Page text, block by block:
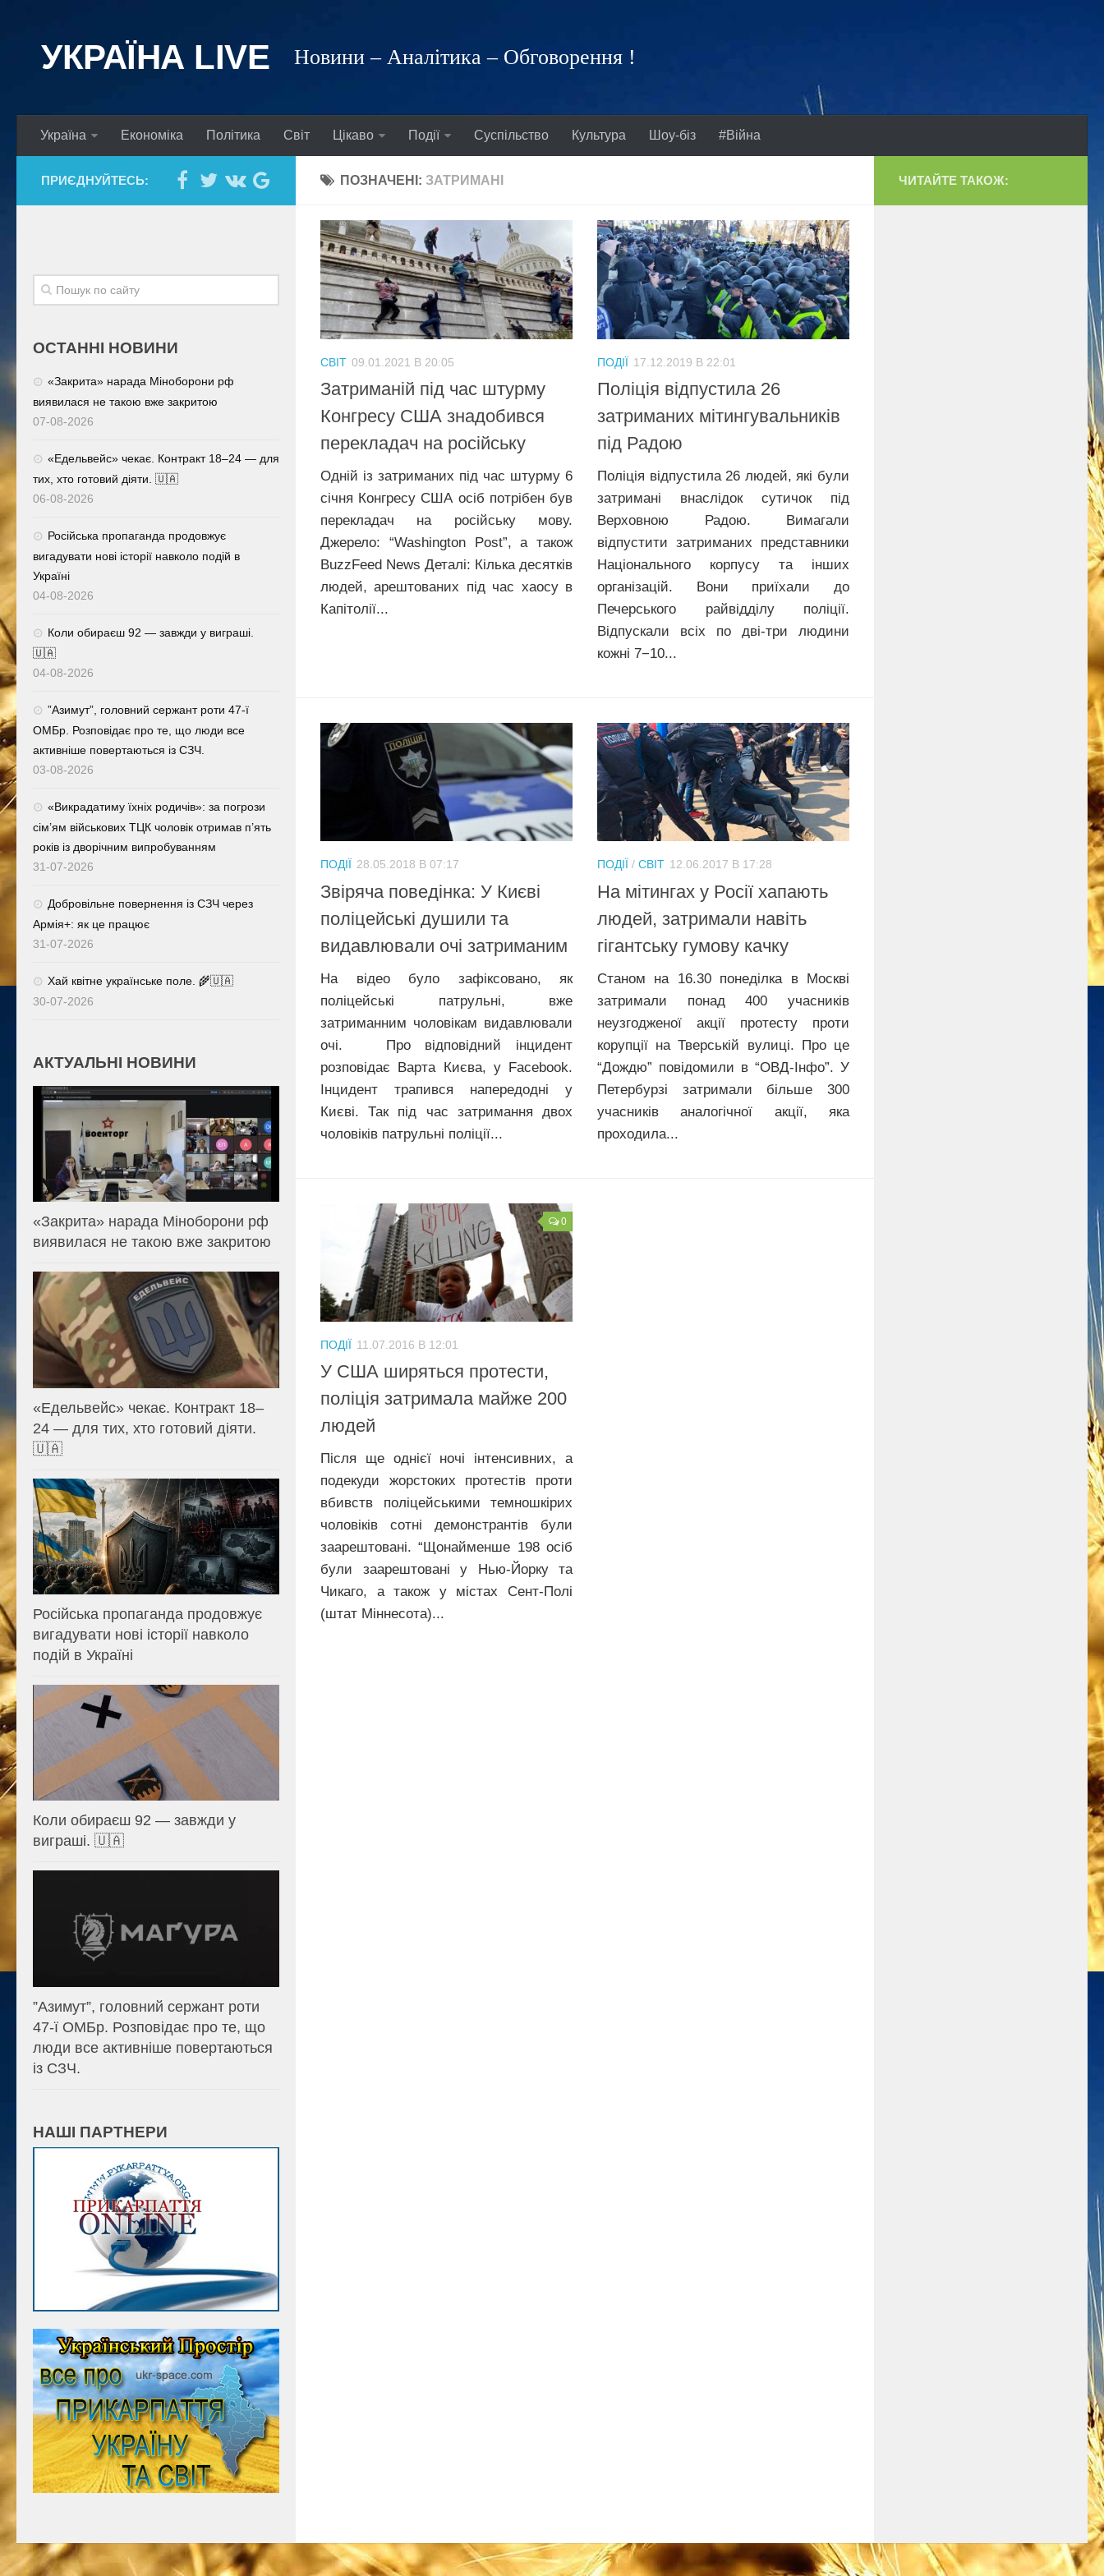
УКРАЇНА LIVE Новини – Аналітика – Обговорення !
Україна Економіка Політика Світ Цікаво Події Суспільство Культура Шоу-біз #Війна
ПОЗНАЧЕНІ: ЗАТРИМАНІ
СВІТ 09.01.2021 В 20:05
Затриманій під час штурму
Конгресу США знадобився
перекладач на російську
Одній із затриманих під час штурму 6
січня Конгресу США осіб потрібен був
перекладач на російську мову.
Джерело: “Washington Post”, а також
BuzzFeed News Деталі: Кілька десятків
людей, арештованих під час хаосу в
Капітолії...
ПОДІЇ 17.12.2019 В 22:01
Поліція відпустила 26
затриманих мітингувальників
під Радою
Поліція відпустила 26 людей, які були
затримані внаслідок сутичок під
Верховною Радою. Вимагали
відпустити затриманих представники
Національного корпусу та інших
організацій. Вони приїхали до
Печерського райвідділу поліції.
Відпускали всіх по дві-три людини
кожні 7−10...
ПОДІЇ 28.05.2018 В 07:17
Звіряча поведінка: У Києві
поліцейські душили та
видавлювали очі затриманим
На відео було зафіксовано, як
поліцейські патрульні, вже
затриманним чоловікам видавлювали
очі. Про відповідний інцидент
розповідає Варта Києва, у Facebook.
Інцидент трапився напередодні у
Києві. Так під час затримання двох
чоловіків патрульні поліції...
ПОДІЇ / СВІТ 12.06.2017 В 17:28
На мітингах у Росії хапають
людей, затримали навіть
гігантську гумову качку
Станом на 16.30 понеділка в Москві
затримали понад 400 учасників
неузгодженої акції протесту проти
корупції на Тверській вулиці. Про це
“Дождю” повідомили в “ОВД-Інфо”. У
Петербурзі затримали більше 300
учасників аналогічної акції, яка
проходила...
0
ПОДІЇ 11.07.2016 В 12:01
У США ширяться протести,
поліція затримала майже 200
людей
Після ще однієї ночі інтенсивних, а
подекуди жорстоких протестів проти
вбивств поліцейськими темношкірих
чоловіків сотні демонстрантів були
заарештовані. “Щонайменше 198 осіб
були заарештовані у Нью-Йорку та
Чикаго, а також у містах Сент-Полі
(штат Міннесота)...
ПРИЄДНУЙТЕСЬ:
ОСТАННІ НОВИНИ
«Закрита» нарада Міноборони рф
виявилася не такою вже закритою
07-08-2026
«Едельвейс» чекає. Контракт 18–24 — для
тих, хто готовий діяти. 🇺🇦
06-08-2026
Російська пропаганда продовжує
вигадувати нові історії навколо подій в
Україні
04-08-2026
Коли обираєш 92 — завжди у виграші.
🇺🇦
04-08-2026
⁨”Азимут”, головний сержант роти 47-ї
ОМБр. Розповідає про те, що люди все
активніше повертаються із СЗЧ.
03-08-2026
«Викрадатиму їхніх родичів»: за погрози
сім’ям військових ТЦК чоловік отримав п’ять
років із дворічним випробуванням
31-07-2026
Добровільне повернення із СЗЧ через
Армія+: як це працює
31-07-2026
Хай квітне українське поле. 🌾🇺🇦
30-07-2026
АКТУАЛЬНІ НОВИНИ
«Закрита» нарада Міноборони рф
виявилася не такою вже закритою
«Едельвейс» чекає. Контракт 18–
24 — для тих, хто готовий діяти.
🇺🇦
Російська пропаганда продовжує
вигадувати нові історії навколо
подій в Україні
Коли обираєш 92 — завжди у
виграші. 🇺🇦
⁨”Азимут”, головний сержант роти
47-ї ОМБр. Розповідає про те, що
люди все активніше повертаються
із СЗЧ.
НАШІ ПАРТНЕРИ
ЧИТАЙТЕ ТАКОЖ: